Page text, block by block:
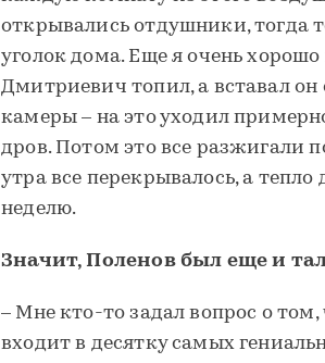
открывались отдушники, тогда
уголок дома. Еще я очень
Дмитриевич топил, а вставал он
камеры – на это уходил
дров. Потом это все разжигали
утра все перекрывалось, а
неделю.
Значит, Поленов был еще и
– Мне кто-то задал вопрос о том,
входит в десятку самых